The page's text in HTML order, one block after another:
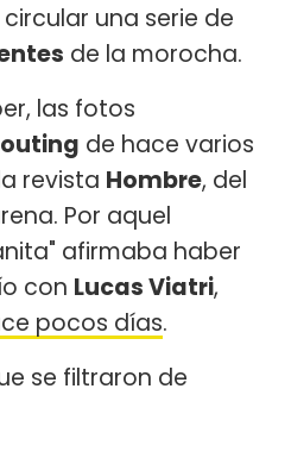
una serie de
de la morocha.
las fotos
de hace varios
revista Hombre, del
Por aquel
afirmaba haber
con Lucas Viatri,
pocos días.
se filtraron de